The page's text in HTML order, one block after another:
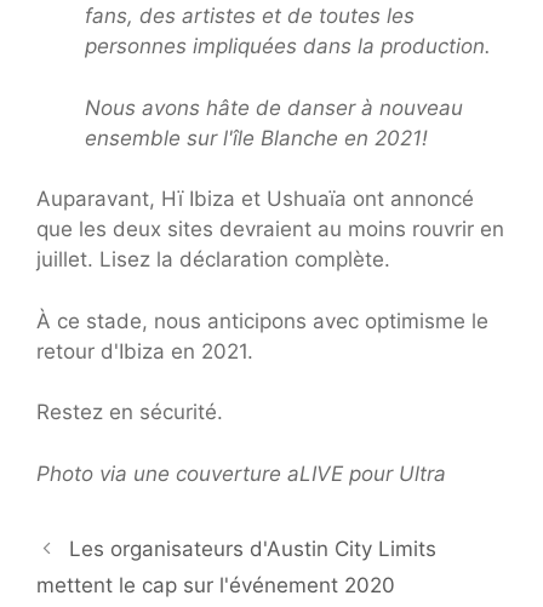
fans, des artistes et de toutes les
personnes impliquées dans la production.
Nous avons hâte de danser à nouveau
ensemble sur l'île Blanche en 2021!
Auparavant, Hï Ibiza et Ushuaïa ont annoncé
que les deux sites devraient au moins rouvrir en
juillet. Lisez la déclaration complète.
À ce stade, nous anticipons avec optimisme le
retour d'Ibiza en 2021.
Restez en sécurité.
Photo via une couverture aLIVE pour Ultra
Les organisateurs d'Austin City Limits
mettent le cap sur l'événement 2020